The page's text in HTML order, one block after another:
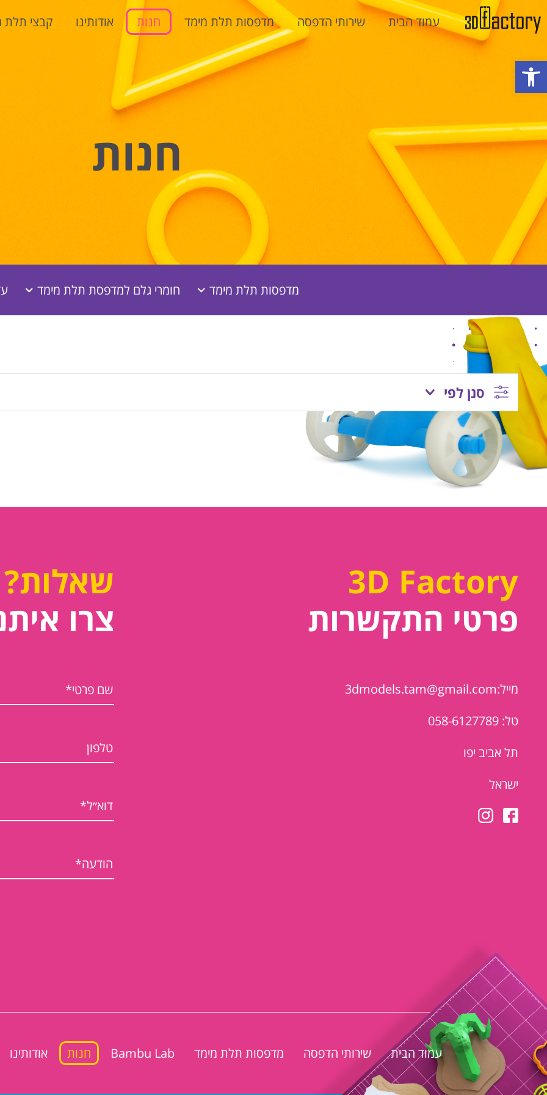
פתח סרגל נגישות
עמוד הבית שירותי הדפסה מדפסות תלת מימד חנות אודותינו קבצי תלת
חנות
מדפסות תלת מימד חומרי גלם למדפסת תלת מימד
סנן לפי
3D Factory
פרטי התקשרות
מייל:3dmodels.tam@gmail.com
טל: 058-6127789
תל אביב יפו
ישראל
שאלות?
צרו
עמוד הבית שירותי הדפסה מדפסות תלת מימד Bambu Lab חנות אודותינו